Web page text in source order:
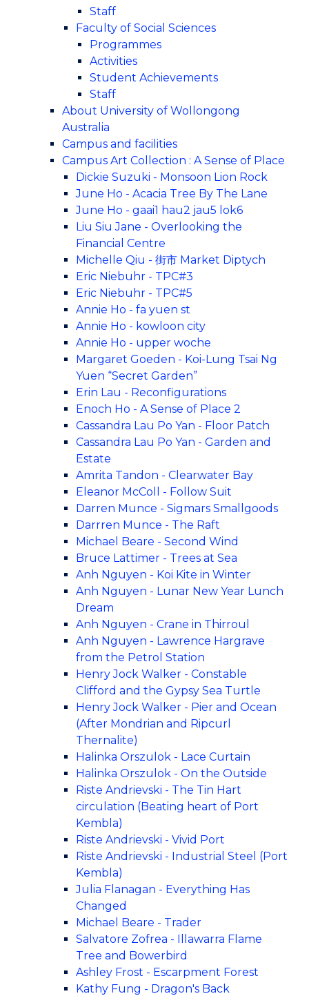
Staff
Faculty of Social Sciences
Programmes
Activities
Student Achievements
Staff
About University of Wollongong
Australia
Campus and facilities
Campus Art Collection : A Sense of Place
Dickie Suzuki - Monsoon Lion Rock
June Ho - Acacia Tree By The Lane
June Ho - gaai1 hau2 jau5 lok6
Liu Siu Jane - Overlooking the
Financial Centre
Michelle Qiu - 街市 Market Diptych
Eric Niebuhr - TPC#3
Eric Niebuhr - TPC#5
Annie Ho - fa yuen st
Annie Ho - kowloon city
Annie Ho - upper woche
Margaret Goeden - Koi-Lung Tsai Ng
Yuen “Secret Garden”
Erin Lau - Reconfigurations
Enoch Ho - A Sense of Place 2
Cassandra Lau Po Yan - Floor Patch
Cassandra Lau Po Yan - Garden and
Estate
Amrita Tandon - Clearwater Bay
Eleanor McColl - Follow Suit
Darren Munce - Sigmars Smallgoods
Darrren Munce - The Raft
Michael Beare - Second Wind
Bruce Lattimer - Trees at Sea
Anh Nguyen - Koi Kite in Winter
Anh Nguyen - Lunar New Year Lunch
Dream
Anh Nguyen - Crane in Thirroul
Anh Nguyen - Lawrence Hargrave
from the Petrol Station
Henry Jock Walker - Constable
Clifford and the Gypsy Sea Turtle
Henry Jock Walker - Pier and Ocean
(After Mondrian and Ripcurl
Thernalite)
Halinka Orszulok - Lace Curtain
Halinka Orszulok - On the Outside
Riste Andrievski - The Tin Hart
circulation (Beating heart of Port
Kembla)
Riste Andrievski - Vivid Port
Riste Andrievski - Industrial Steel (Port
Kembla)
Julia Flanagan - Everything Has
Changed
Michael Beare - Trader
Salvatore Zofrea - Illawarra Flame
Tree and Bowerbird
Ashley Frost - Escarpment Forest
Kathy Fung - Dragon's Back